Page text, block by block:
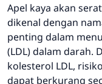
Apel kaya akan
dikenal dengan
penting dalam
(LDL) dalam darah.
kolesterol LDL,
dapat berkurang